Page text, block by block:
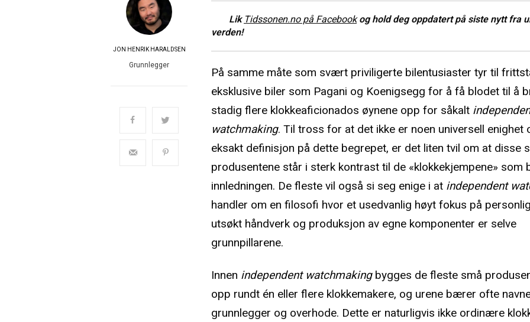
JON HENRIK HARALDSEN
Grunnlegger
Lik Tidssonen.no på Facebookog hold deg oppdatert på siste nytt fra
verden!
På samme måte som svært priviligerte bilentusiaster tyr til
eksklusive biler som Pagani og Koenigsegg for å få blodet til å
stadig flere klokkeaficionados øynene opp for såkalt
watchmaking. Til tross for at det ikke er noen universell enighet
eksakt definisjon på dette begrepet, er det liten tvil om at disse
produsentene står i sterk kontrast til de «klokkekjempene» som
innledningen. De fleste vil også si seg enige i at independent
handler om en filosofi hvor et usedvanlig høyt fokus på
utsøkt håndverk og produksjon av egne komponenter er selve
grunnpillarene.
Innen independent watchmakingbygges de fleste små
opp rundt én eller flere klokkemakere, og urene bærer ofte
grunnlegger og overhode. Dette er naturligvis ikke ordinære